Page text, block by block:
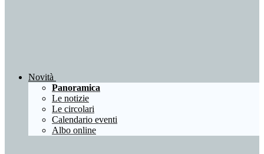
Novità
Panoramica
Le notizie
Le circolari
Calendario eventi
Albo online